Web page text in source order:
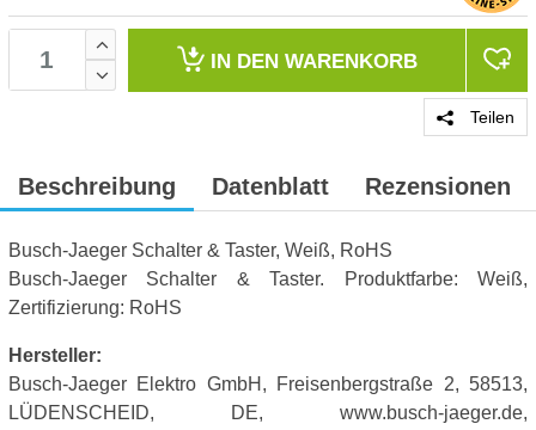
IN DEN WARENKORB
Teilen
Beschreibung Datenblatt Rezensionen
Busch-Jaeger Schalter & Taster, Weiß, RoHS
Busch-Jaeger Schalter & Taster. Produktfarbe: Weiß,
Zertifizierung: RoHS
Hersteller:
Busch-Jaeger Elektro GmbH, Freisenbergstraße 2, 58513,
LÜDENSCHEID, DE, www.busch-jaeger.de,